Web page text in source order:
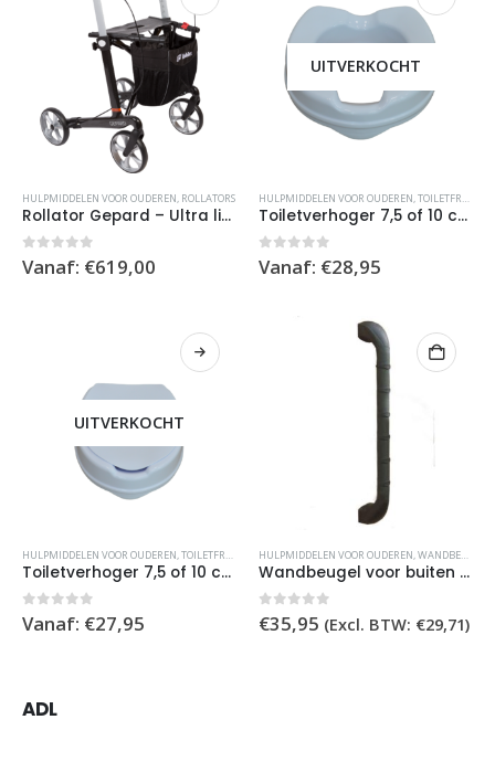
product
heeft
meerdere
productpagina
HULPMIDDELEN VOOR OUDEREN, ROLLATORS
Rollator Gepard – Ultra lichtgewicht
0out of 5
Vanaf: €619,00
UITVERKOCHT
product
heeft
meerdere
HULPMIDDELEN VOOR OUDEREN,TOILETFRAMES EN VERHOGING
Toiletverhoger 7,5 of 10 cm – WC-bril max 180kg
0out of 5
Vanaf: €28,95
UITVERKOCHT
product
heeft
meerdere
kan
HULPMIDDELEN VOOR OUDEREN,TOILETFRAMES EN VERHOGING ,TOILETVERHOGER
Toiletverhoger 7,5 of 10 cm – WC-bril met deksel, max 180kg
0out of 5
Vanaf: €27,95
HULPMIDDELEN VOOR OUDEREN,WANDBEUGELS
Wandbeugel voor buiten – 45 cm
0out of 5
€35,95 (Excl. BTW: €29,71)
ADL